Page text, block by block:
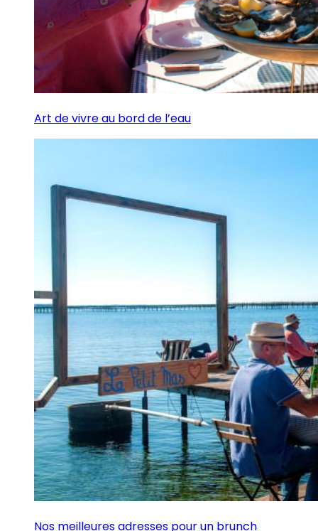
Art de vivre au bord de l’eau
Nos meilleures adresses pour un brunch